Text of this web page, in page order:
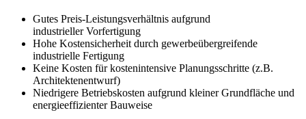
Gutes Preis-Leistungsverhältnis aufgrund
industrieller Vorfertigung
Hohe Kostensicherheit durch gewerbeübergreifende
industrielle Fertigung
Keine Kosten für kostenintensive Planungsschritte (z.B.
Architektenentwurf)
Niedrigere Betriebskosten aufgrund kleiner Grundfläche und
energieeffizienter Bauweise